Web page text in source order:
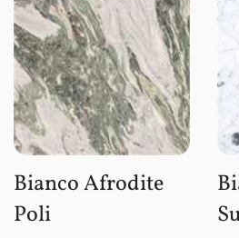
Bianco Afrodite
Poli